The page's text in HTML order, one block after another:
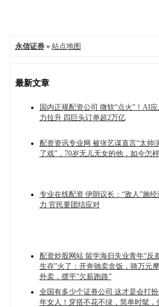
永信证券» 站点地图
最新文章
国内正规配资公司 微软“点火”！AI
力拉升 四巨头订单超2万亿
配资资讯专业网 被张艺谋直言“太帅
了戏”，70岁无儿无女的他，如今怎
专业在线配资 伊朗议长：“敌人”施经
力 官民要团结应对
配资炒股网站 留学海归失业青年“反
生存”火了：开奔驰卖盒饭，骑万元
外卖，摆平“欠薪跑路”
全国有多少个证券公司 这才是会打
年女人！穿搭不花不绿，简单时髦，